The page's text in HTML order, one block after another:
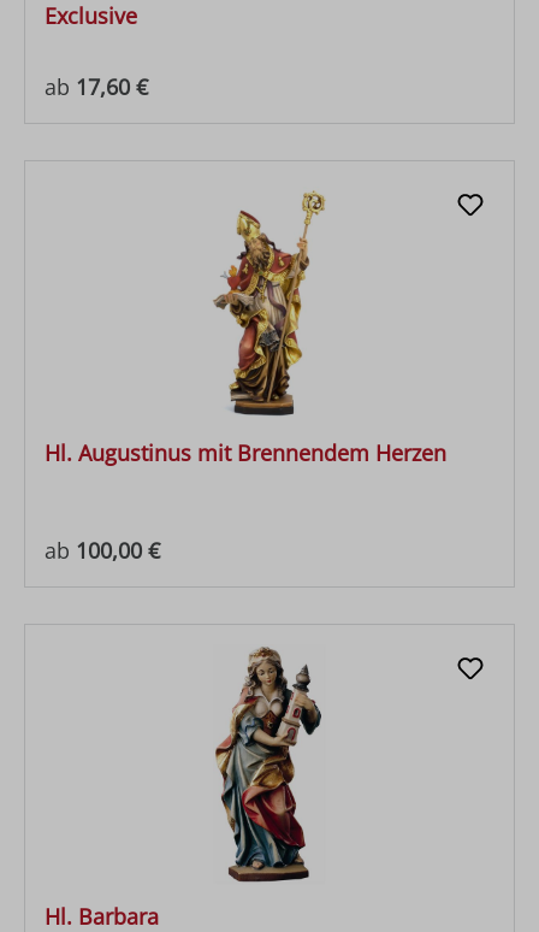
Exclusive
Regulärer Preis:
ab 17,60 €
Hl. Augustinus mit Brennendem Herzen
Regulärer Preis:
ab 100,00 €
Hl. Barbara